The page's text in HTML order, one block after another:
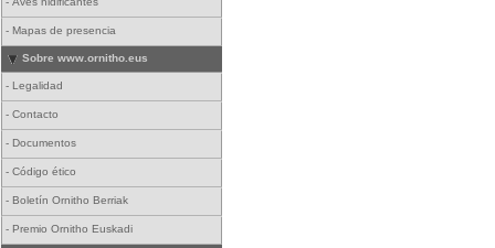
- Mapas de presencia
Sobre www.ornitho.eus
- Legalidad
- Contacto
- Documentos
- Código ético
- Boletín Ornitho Berriak
- Premio Ornitho Euskadi